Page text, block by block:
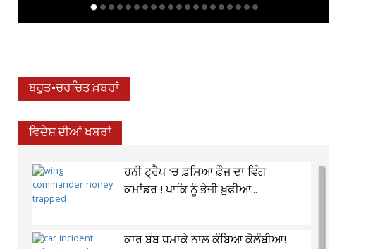
ਬਹੁਤ-ਚਰਚਿਤ ਖ਼ਬਰਾਂ
ਵਿਦੇਸ਼ ਦੀਆਂ ਖਬਰਾਂ
ਹਨੀ ਟ੍ਰੈਪ 'ਚ ਫ਼ਸਿਆ ਫ਼ੌਜ ਦਾ ਵਿੰਗ
ਕਮਾਂਡਰ ! ਪਾਕਿ ਨੂੰ ਭੇਜੀ ਖ਼ੁਫ਼ੀਆ...
ਕਾਰ ਬੰਬ ਧਮਾਕੇ ਨਾਲ ਕੰਬਿਆ ਕੋਲੰਬੀਆ!